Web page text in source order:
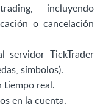
incluyendo
o cancelación
servidor TickTrader
símbolos).
tiempo real.
en la cuenta.